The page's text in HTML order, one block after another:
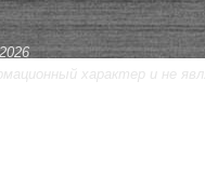
характер и не